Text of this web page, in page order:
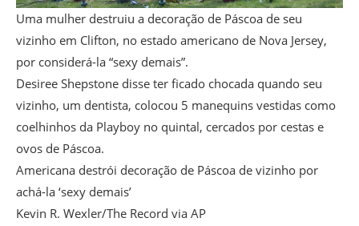
Uma mulher destruiu a decoração de Páscoa de seu
vizinho em Clifton, no estado americano de Nova Jersey,
por considerá-la “sexy demais”.
Desiree Shepstone disse ter ficado chocada quando seu
vizinho, um dentista, colocou 5 manequins vestidas como
coelhinhos da Playboy no quintal, cercados por cestas e
ovos de Páscoa.
Americana destrói decoração de Páscoa de vizinho por
achá-la ‘sexy demais’
Kevin R. Wexler/The Record via AP